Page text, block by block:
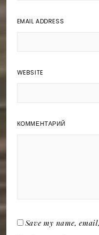
EMAIL ADDRESS
WEBSITE
КОММЕНТАРИЙ
Save my name,